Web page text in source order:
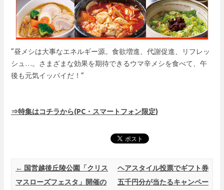
“昼メシは大事なエネルギー源。食欲増進、代謝促進、リフレッ
シュ…。さまざまな効果を期待できるウマ辛メシを食べて、午
後も元気イッパイだ！”
⇒特集はコチラから(PC・スマートフォン限定)
Post navigation
← 国営越後丘陵公園「クリス
マスローズフェスタ」開催の
ヘアスタイル投票でギフト券
五千円分が当たるキャンペー